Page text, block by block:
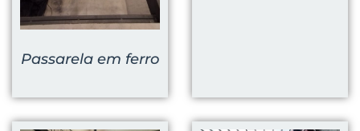
Passarela em ferro